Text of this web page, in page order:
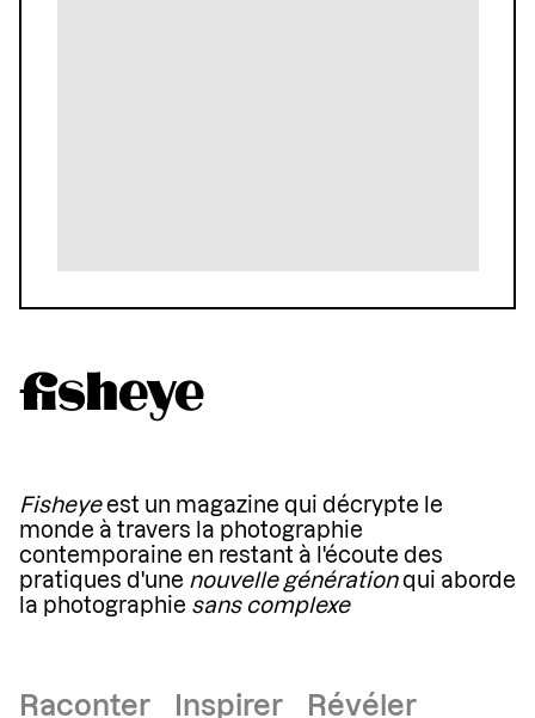
Fisheyeest un magazine qui décrypte le
monde à travers la photographie
contemporaine en restant à l'écoute des
pratiques d'une nouvelle générationqui aborde
la photographie sans complexe
Raconter Inspirer Révéler